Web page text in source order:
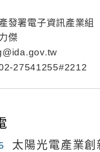
發署電子資訊產業組
傑
27541255#2212
太陽光電產業創